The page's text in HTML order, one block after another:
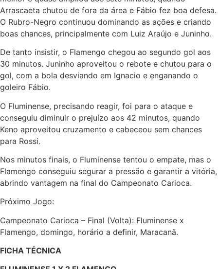
Arrascaeta chutou de fora da área e Fábio fez boa defesa.
O Rubro-Negro continuou dominando as ações e criando
boas chances, principalmente com Luiz Araújo e Juninho.
De tanto insistir, o Flamengo chegou ao segundo gol aos
30 minutos. Juninho aproveitou o rebote e chutou para o
gol, com a bola desviando em Ignacio e enganando o
goleiro Fábio.
O Fluminense, precisando reagir, foi para o ataque e
conseguiu diminuir o prejuízo aos 42 minutos, quando
Keno aproveitou cruzamento e cabeceou sem chances
para Rossi.
Nos minutos finais, o Fluminense tentou o empate, mas o
Flamengo conseguiu segurar a pressão e garantir a vitória,
abrindo vantagem na final do Campeonato Carioca.
Próximo Jogo:
Campeonato Carioca – Final (Volta): Fluminense x
Flamengo, domingo, horário a definir, Maracanã.
FICHA TÉCNICA